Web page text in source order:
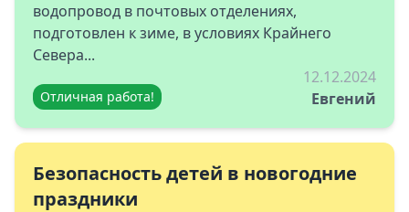
водопровод в почтовых отделениях,
подготовлен к зиме, в условиях Крайнего
Севера...
Отличная работа!
12.12.2024
Евгений
Безопасность детей в новогодние
праздники